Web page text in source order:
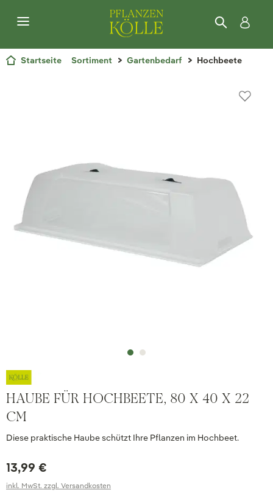
Startseite Sortiment Gartenbedarf Hochbeete
HAUBE FÜR HOCHBEETE, 80 X 40 X 22
CM
Diese praktische Haube schützt Ihre Pflanzen im Hochbeet.
13,99 €
inkl. MwSt. zzgl. Versandkosten